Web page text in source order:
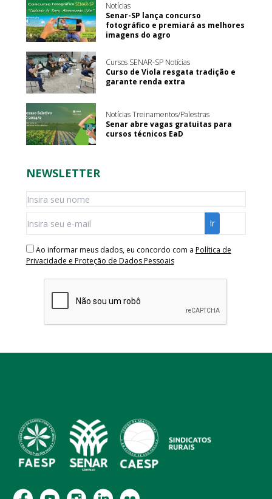
Notícias
Senar-SP lança concurso
fotográfico e premiará as melhores
imagens do agro
Cursos SENAR-SP Notícias
Curso de Viola resgata tradição e
garante renda extra
Notícias Treinamentos/Palestras
Senar abre vagas gratuitas para
cursos técnicos EaD
NEWSLETTER
Ao informar meus dados, eu concordo com a Política de
Privacidade e Proteção de Dados Pessoais